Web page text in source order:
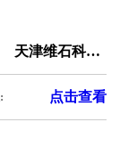
天津维石科技有限公司
点击查看